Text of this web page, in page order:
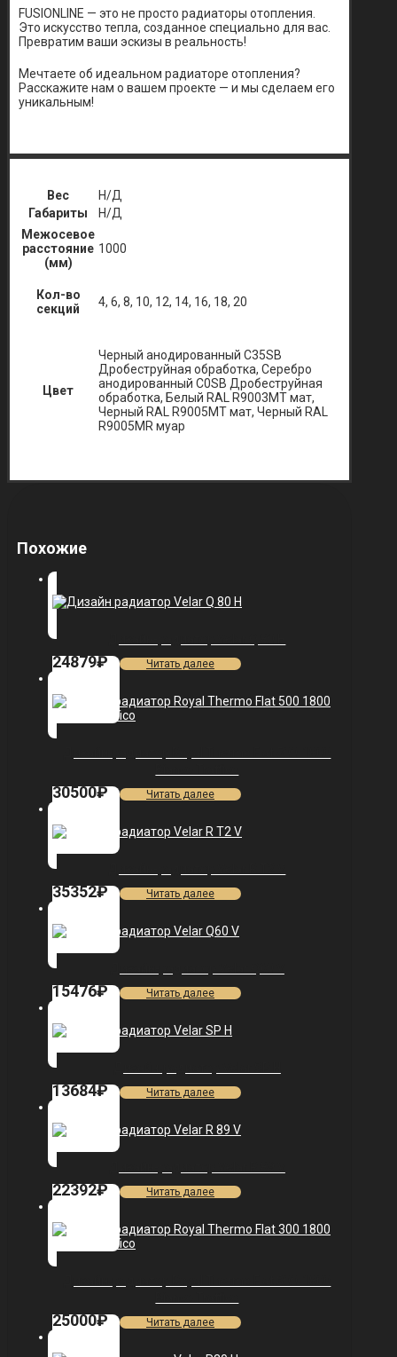
FUSIONLINE — это не просто радиаторы отопления.
Это искусство тепла, созданное специально для вас.
Превратим ваши эскизы в реальность!
Мечтаете об идеальном радиаторе отопления?
Расскажите нам о вашем проекте — и мы сделаем его
уникальным!
Вес
Н/Д
Габариты
Н/Д
Межосевое
расстояние
(мм)
1000
Кол-во
секций
4, 6, 8, 10, 12, 14, 16, 18, 20
Цвет
Черный анодированный C35SB
Дробеструйная обработка, Серебро
анодированный C0SB Дробеструйная
обработка, Белый RAL R9003MT мат,
Черный RAL R9005MT мат, Черный RAL
R9005MR муар
Похожие
24879₽ Читать далее
30500₽ Читать далее
35352₽ Читать далее
15476₽ Читать далее
13684₽ Читать далее
22392₽ Читать далее
25000₽ Читать далее